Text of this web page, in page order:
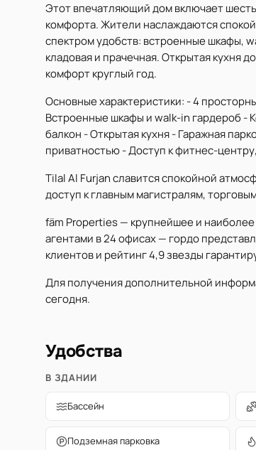
Этот впечатляющий дом включает
комфорта. Жители наслаждаются
спектром удобств: встроенные шкафы,
кладовая и прачечная. Открытая кухня
комфорт круглый год.
Основные характеристики: - 4
Встроенные шкафы и walk-in гардероб -
балкон - Открытая кухня - Гаражная
приватностью - Доступ к фитнес-
Tilal Al Furjan славится спокойной
доступ к главным магистралям,
fäm Properties — крупнейшее и
агентами в 24 офисах — гордо
клиентов и рейтинг 4,9 звезды
Для получения дополнительной
сегодня.
Удобства
В ЗДАНИИ
Бассейн
Подземная парковка